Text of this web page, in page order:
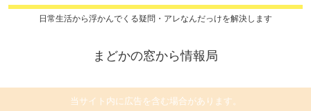
日常生活から浮かんでくる疑問・アレなんだっけを解決します
まどかの窓から情報局
当サイト内に広告を含む場合があります。